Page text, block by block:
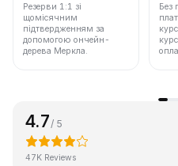
Резерви 1:1 зі
щомісячним
підтвердженням за
допомогою ончейн-
дерева Меркла.
Без
4.7 / 5
47K Reviews